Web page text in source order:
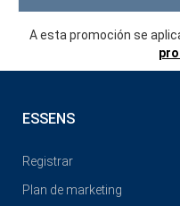
A esta promoción se
ESSENS
Registrar
Plan de marketing